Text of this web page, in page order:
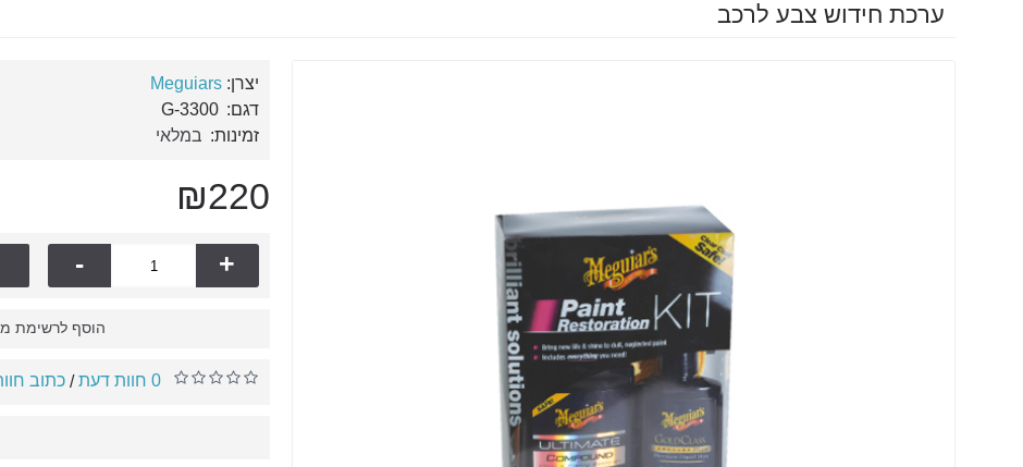
ערכת חידוש צבע לרכב
יצרן: Meguiars
דגם: G-3300
זמינות: במלאי
₪220
- +
הוסף לרשימת
0 חוות דעת / כתוב